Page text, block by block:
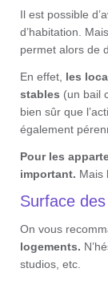
Il est possible
d’habitation.
permet alors de
En effet, les
stables (un bail
bien sûr que
également
Pour les
important. Mais
Surface
On vous
logements.
studios, etc.